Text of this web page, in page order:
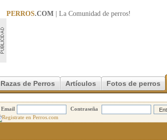
PERROS.COM | La Comunidad de perros!
Razas de Perros Artículos Fotos de perros
Email Contraseña